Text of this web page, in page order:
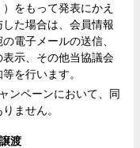
をもって発表にかえ
た場合は、会員情報
電子メールの送信、
示、その他当協議会
を行います。
ンペーンにおいて、同
ません。
渡